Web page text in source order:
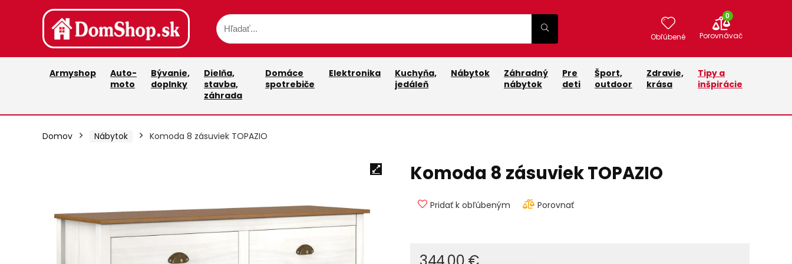
Obľúbené
0
Porovnávač
Armyshop
Auto-
moto
Bývanie,
doplnky
Dielňa,
stavba,
záhrada
Domáce
spotrebiče
Elektronika
Kuchyňa,
jedáleň
Nábytok
Záhradný
nábytok
Pre
deti
Šport,
outdoor
Zdravie,
krása
Tipy a
inšpirácie
Domov Nábytok Komoda 8 zásuviek TOPAZIO
Komoda 8 zásuviek TOPAZIO
Pridať k obľúbeným Porovnať